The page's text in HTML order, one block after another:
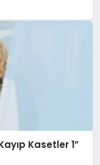
Kasetler 1”